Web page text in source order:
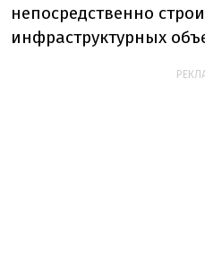
непосредственно
инфраструктурных